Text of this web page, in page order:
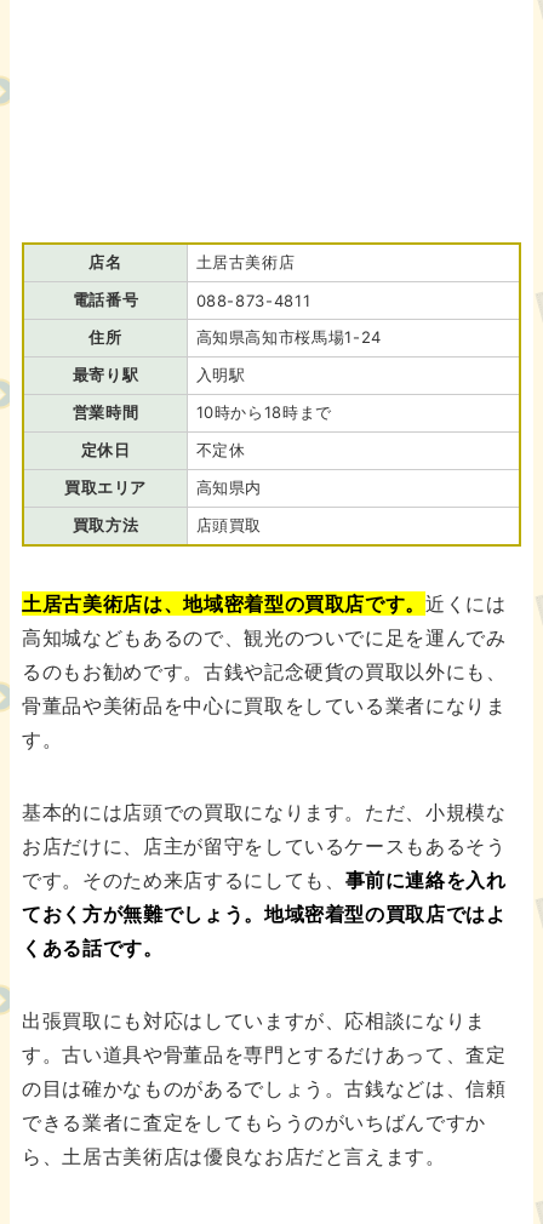
店名
土居古美術店
電話番号
088-873-4811
住所
高知県高知市桜馬場1-24
最寄り駅
入明駅
営業時間
10時から18時まで
定休日
不定休
買取エリア
高知県内
買取方法
店頭買取
土居古美術店は、地域密着型の買取店です。近くには
高知城などもあるので、観光のついでに足を運んでみ
るのもお勧めです。古銭や記念硬貨の買取以外にも、
骨董品や美術品を中心に買取をしている業者になりま
す。
基本的には店頭での買取になります。ただ、小規模な
お店だけに、店主が留守をしているケースもあるそう
です。そのため来店するにしても、 事前に連絡を入れ
ておく方が無難でしょう。地域密着型の買取店ではよ
くある話です。
出張買取にも対応はしていますが、応相談になりま
す。古い道具や骨董品を専門とするだけあって、査定
の目は確かなものがあるでしょう。古銭などは、信頼
できる業者に査定をしてもらうのがいちばんですか
ら、土居古美術店は優良なお店だと言えます。